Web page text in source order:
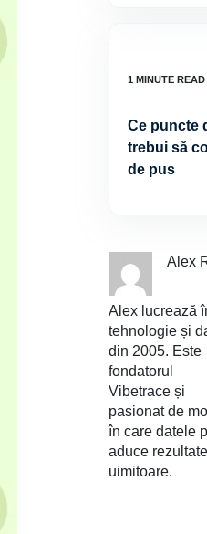
Ce puncte
trebui să
de pus
Alex
Alex lucrează
tehnologie și
din 2005. Este
fondatorul
Vibetrace și
pasionat de
în care datele
aduce rezultate
uimitoare.